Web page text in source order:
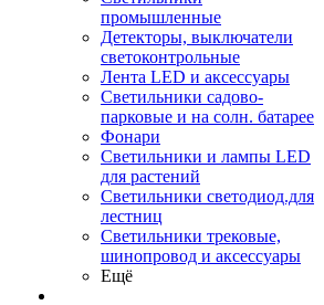
промышленные
Детекторы, выключатели
светоконтрольные
Лента LED и аксессуары
Светильники садово-
парковые и на солн. батарее
Фонари
Светильники и лампы LED
для растений
Светильники светодиод.для
лестниц
Светильники трековые,
шинопровод и аксессуары
Ещё